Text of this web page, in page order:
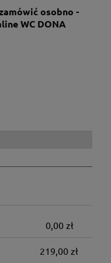
osobno -
WC DONA
płatności
0,00 zł
219,00 zł